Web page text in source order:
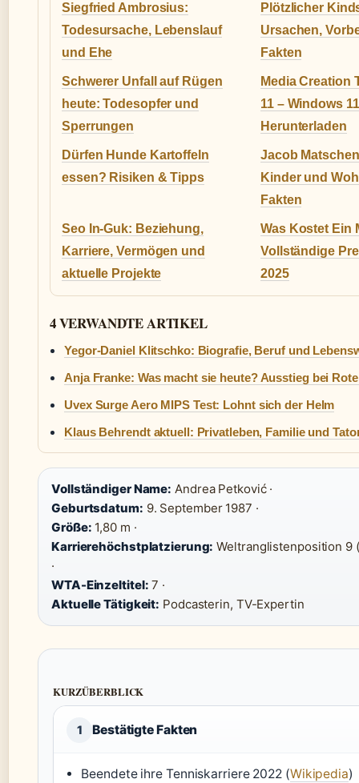
Siegfried Ambrosius:
Todesursache, Lebenslauf
und Ehe
Plötzlicher
Ursachen,
Fakten
Schwerer Unfall auf Rügen
heute: Todesopfer und
Sperrungen
Media Creation
11 – Windows 11
Herunterladen
Dürfen Hunde Kartoffeln
essen? Risiken & Tipps
Jacob
Kinder und
Fakten
Seo In-Guk: Beziehung,
Karriere, Vermögen und
aktuelle Projekte
Was Kostet Ein
Vollständige
2025
4 VERWANDTE ARTIKEL
Yegor-Daniel Klitschko: Biografie, Beruf und
Anja Franke: Was macht sie heute? Ausstieg bei
Uvex Surge Aero MIPS Test: Lohnt sich der Helm
Klaus Behrendt aktuell: Privatleben, Familie und
Vollständiger Name: Andrea Petković ·
Geburtsdatum: 9. September 1987 ·
Größe: 1,80 m ·
Karrierehöchstplatzierung: Weltranglistenposition 9
·
WTA-Einzeltitel: 7 ·
Aktuelle Tätigkeit: Podcasterin, TV-Expertin
KURZÜBERBLICK
1 Bestätigte Fakten
Beendete ihre Tenniskarriere 2022 (Wikipedia)